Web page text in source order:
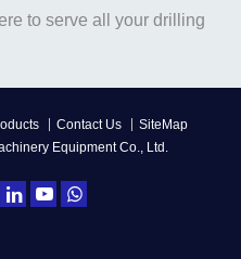
to serve all your drilling
Contact Us
SiteMap
Equipment Co., Ltd.